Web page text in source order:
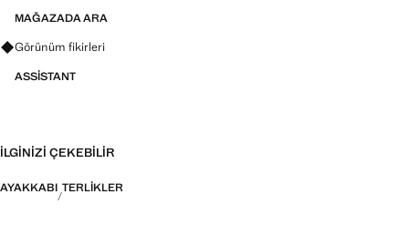
MAĞAZADA ARA
Görünümler, ürünler ve trendler hakkında sorular sorun
Görünüm fikirleri
ASSISTANT
İLGINIZI ÇEKEBILIR
AYAKKABI TERLIKLER